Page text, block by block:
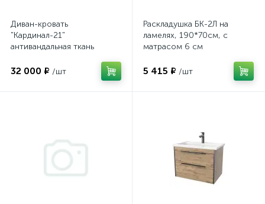
Диван-кровать
"Кардинал-21"
антивандальная ткань
32 000 ₽ /шт
Раскладушка БК-2Л на
ламелях, 190*70см, с
матрасом 6 см
5 415 ₽ /шт